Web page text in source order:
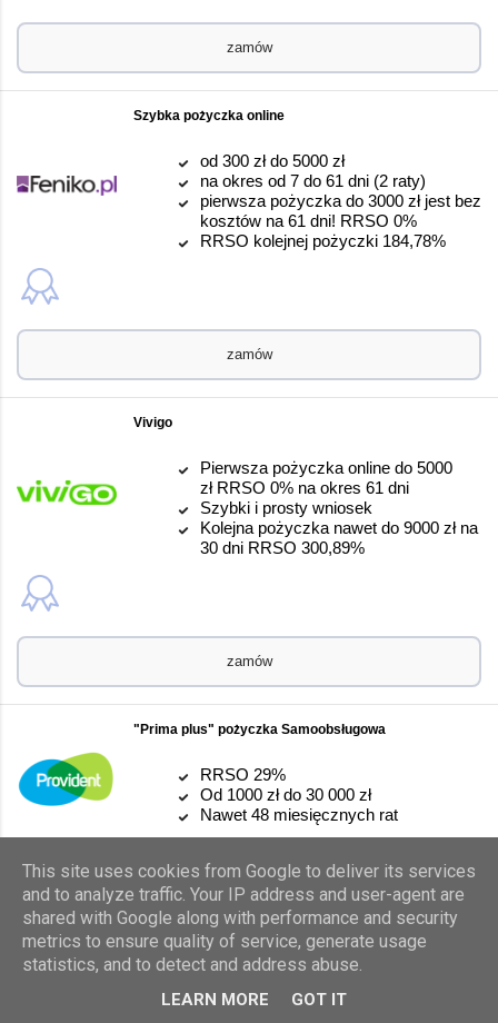
zamów
Szybka pożyczka online
od 300 zł do 5000 zł
na okres od 7 do 61 dni (2 raty)
pierwsza pożyczka do 3000 zł jest bez
kosztów na 61 dni! RRSO 0%
RRSO kolejnej pożyczki 184,78%
zamów
Vivigo
Pierwsza pożyczka online do 5000
zł RRSO 0% na okres 61 dni
Szybki i prosty wniosek
Kolejna pożyczka nawet do 9000 zł na
30 dni RRSO 300,89%
zamów
"Prima plus" pożyczka Samoobsługowa
RRSO 29%
Od 1000 zł do 30 000 zł
Nawet 48 miesięcznych rat
zamów
Pożyczka ratalna
This site uses cookies from Google to deliver its services
and to analyze traffic. Your IP address and user-agent are
shared with Google along with performance and security
metrics to ensure quality of service, generate usage
statistics, and to detect and address abuse.
LEARN MORE GOT IT